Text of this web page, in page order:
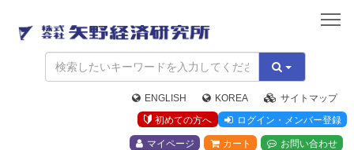
矢
野
経
済
研
究
所
ENGLISH KOREA
サイトマップ
初めての方へ
ログイン・メンバー登録
マイページ カート お問い合わせ